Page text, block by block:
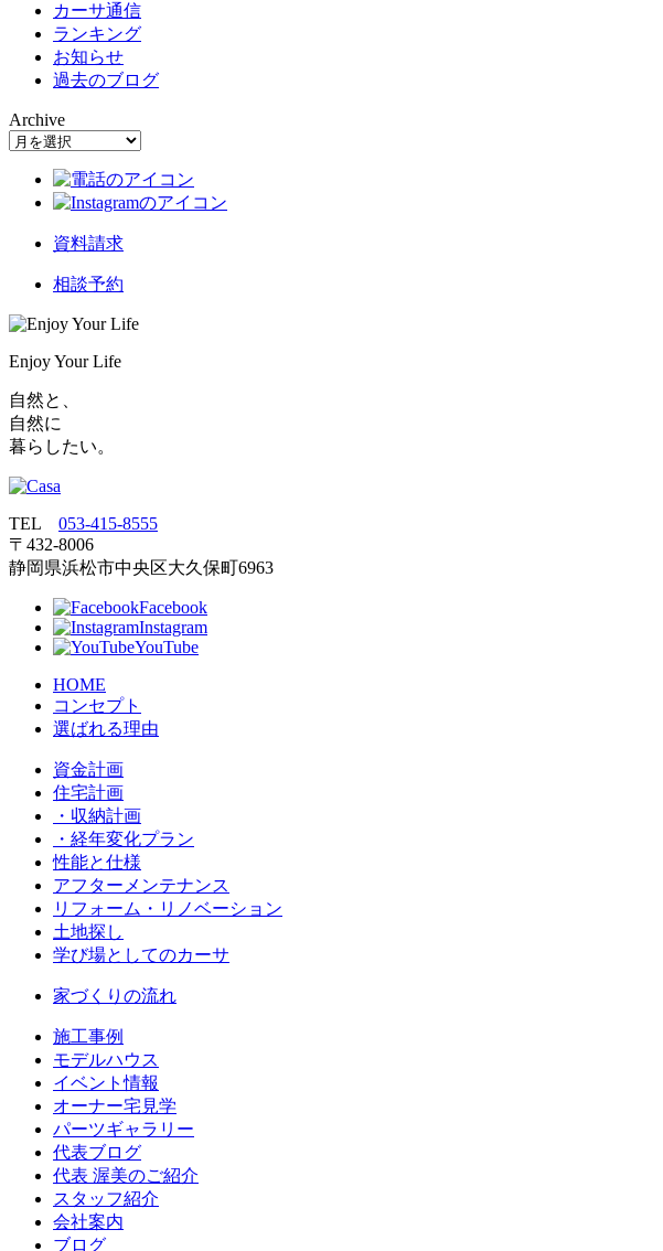
カーサ通信
ランキング
お知らせ
過去のブログ
Archive
資料請求
相談予約
Enjoy Your Life
自然と、
自然に
暮らしたい。
TEL 053‐415‐8555
〒432‐8006
静岡県浜松市中央区大久保町6963
Facebook
Instagram
YouTube
HOME
コンセプト
選ばれる理由
資金計画
住宅計画
・収納計画
・経年変化プラン
性能と仕様
アフターメンテナンス
リフォーム・リノベーション
土地探し
学び場としてのカーサ
家づくりの流れ
施工事例
モデルハウス
イベント情報
オーナー宅見学
パーツギャラリー
代表ブログ
代表 渥美のご紹介
スタッフ紹介
会社案内
ブログ